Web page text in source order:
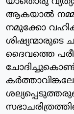
ആകയാല്‍
നമുക്കോ
ശിഷ്യന്മാരുടെ
ദൈവത്തെ